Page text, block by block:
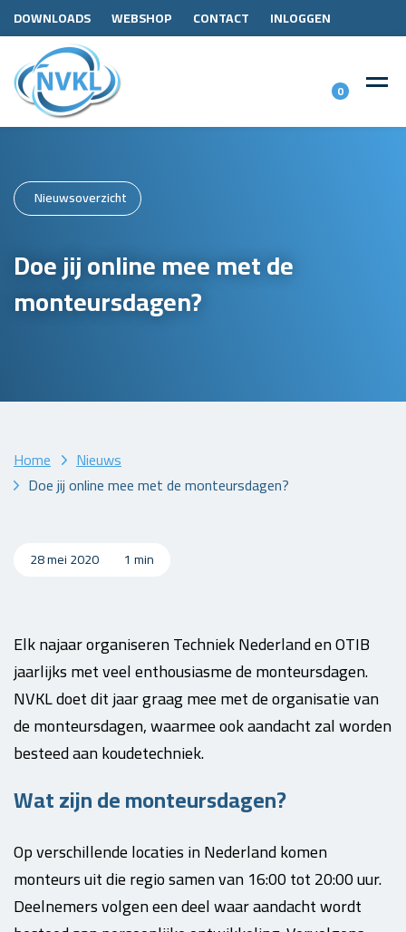
DOWNLOADS WEBSHOP CONTACT INLOGGEN
0
Nieuwsoverzicht
Doe jij online mee met de
monteursdagen?
Home
Nieuws
Doe jij online mee met de monteursdagen?
28 mei 2020 1 min
Elk najaar organiseren Techniek Nederland en OTIB
jaarlijks met veel enthousiasme de monteursdagen.
NVKL doet dit jaar graag mee met de organisatie van
de monteursdagen, waarmee ook aandacht zal worden
besteed aan koudetechniek.
Wat zijn de monteursdagen?
Op verschillende locaties in Nederland komen
monteurs uit die regio samen van 16:00 tot 20:00 uur.
Deelnemers volgen een deel waar aandacht wordt